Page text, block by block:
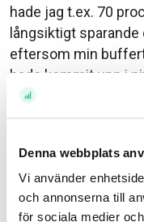
Denna webbplats
Vi använder
och annonserna till
för sociala medier
hade jag t.ex. 70
långsiktigt
eftersom min
hade kommit upp i
med, runt två
Det är okej att
Som jag nämnde